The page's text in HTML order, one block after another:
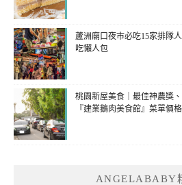
蘆洲廟口夜市必吃15家排隊
吃懶人包
桃園新屋美食｜最佳神農獎
『建業鵝肉美食館』菜單價
ANGELABABY